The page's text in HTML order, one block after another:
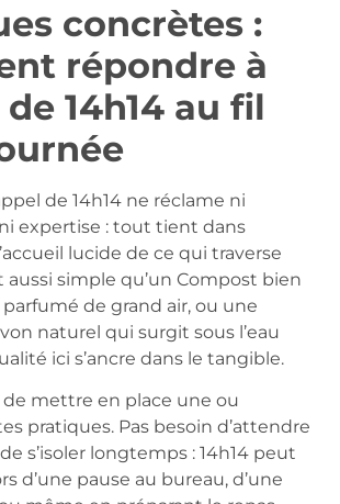
concrètes :
répondre à
de 14h14 au fil
de 14h14 ne réclame ni
expertise : tout tient dans
lucide de ce qui traverse
aussi simple qu’un Compost bien
de grand air, ou une
naturel qui surgit sous l’eau
ici s’ancre dans le tangible.
de mettre en place une ou
pratiques. Pas besoin d’attendre
s’isoler longtemps : 14h14 peut
d’une pause au bureau, d’une